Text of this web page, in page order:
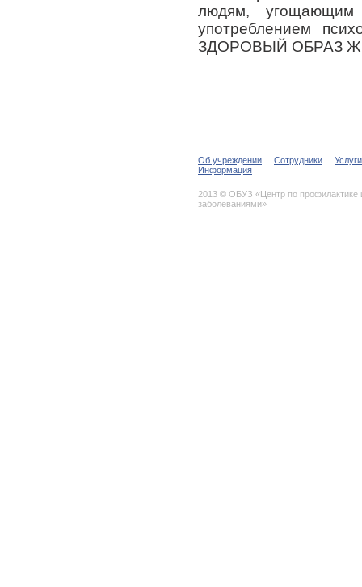
людям, угощающим
употреблением
ЗДОРОВЫЙ ОБРАЗ
Об учреждении Сотрудники
Услуги
Информация
2013 © ОБУЗ «Центр по
заболеваниями»